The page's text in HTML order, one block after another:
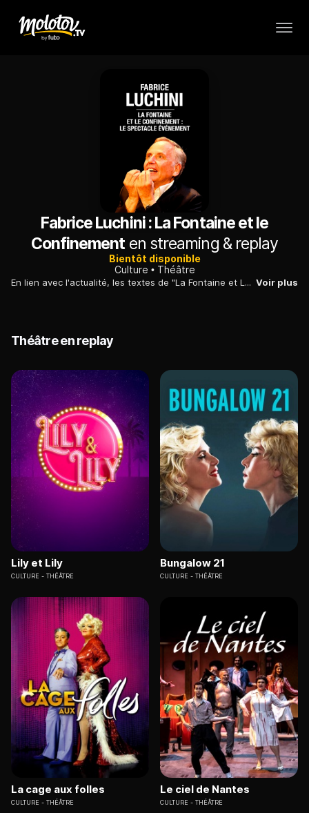
Fabrice Luchini : La Fontaine et le
Confinementen streaming & replay
Bientôt disponible
Culture
Théâtre
En lien avec l'actualité, les textes de "La Fontaine et Le Confinement" sont introduits par des anecdotes vécues par Fabrice Luchini pendant le confinement. Voir plus
Théâtre en replay
Lily et Lily
CULTURE THÉÂTRE
Bungalow 21
CULTURE THÉÂTRE
La cage aux folles
CULTURE THÉÂTRE
Le ciel de Nantes
CULTURE THÉÂTRE